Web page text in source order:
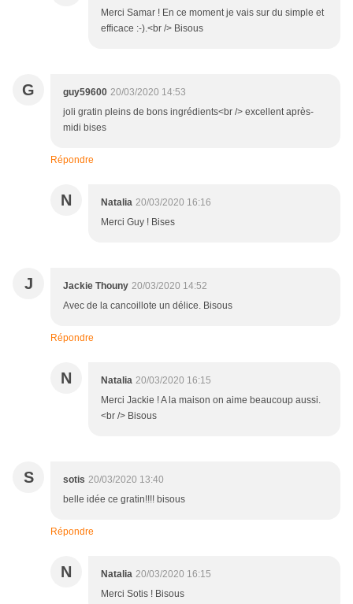
Merci Samar ! En ce moment je vais sur du simple et
efficace :-).<br /> Bisous
G guy59600 20/03/2020 14:53
joli gratin pleins de bons ingrédients<br /> excellent après-
midi bises
Répondre
N Natalia 20/03/2020 16:16
Merci Guy ! Bises
J Jackie Thouny 20/03/2020 14:52
Avec de la cancoillote un délice. Bisous
Répondre
N Natalia 20/03/2020 16:15
Merci Jackie ! A la maison on aime beaucoup aussi.
<br /> Bisous
S sotis 20/03/2020 13:40
belle idée ce gratin!!!! bisous
Répondre
N Natalia 20/03/2020 16:15
Merci Sotis ! Bisous